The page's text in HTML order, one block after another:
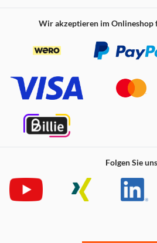
Wir akzeptieren im Onlineshop
Folgen Sie uns